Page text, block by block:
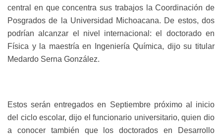
central en que concentra sus trabajos la Coordinación de
Posgrados de la Universidad Michoacana. De estos, dos
podrían alcanzar el nivel internacional: el doctorado en
Física y la maestría en Ingeniería Química, dijo su titular
Medardo Serna González.
Estos serán entregados en Septiembre próximo al inicio
del ciclo escolar, dijo el funcionario universitario, quien dio
a conocer también que los doctorados en Desarrollo